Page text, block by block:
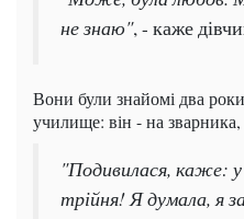
не знаю", - каже
Вони були знайомі два
училище: він - на
"Подивилася, каже: у
трійня! Я думала, я